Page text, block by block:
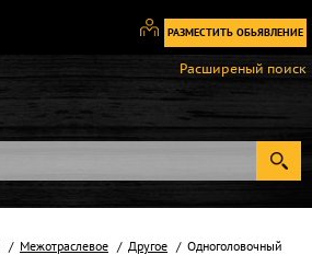
РАЗМЕСТИТЬ ОБЬЯВЛЕНИЕ
Вход
Регистрация
Расширеный поиск
Межотраслевое Другое
Одноголовочный